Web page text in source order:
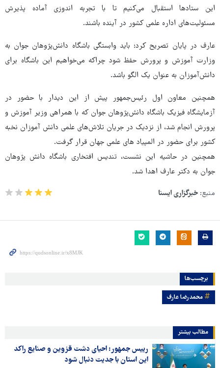
این ستادها استقبال می‌کنیم تا با تجربه اندوزی آماده پذیرش
مسئولیت‌های اداره علمی کشور در آینده باشند.
عارف در پایان تصریح کرد: باید وابستگی باشگاه دانش‌پژوهان جوان به
وزارت آموزش و پرورش حفظ شود چراکه می‌خواهیم این باشگاه برای
دانش‌آموزان به عنوان یک الگو باشد.
همچنین معاون اول رئیس‌جمهور پیش از این دیدار با حضور در
آزمایشگاه فیزیک باشگاه دانش‌پژوهان جوان که با همراهی وزیر آموزش و
پرورش انجام شد، از نزدیک در جریان تلاش‌های علمی دانش آموزان نخبه
کشور برای حضور در المپیاد های علمی جهان قرار گرفت.
همچنین در حاشیه این نشست، تندیس افتخاری باشگاه دانش پژوهان
جوان به دکتر عارف اهدا شد.
منبع: خبرگزاری ایسنا
برچسب‌ها
محمدرضا عارف
مطالب بیشتر
رییس جمهور: احیای دشت قزوین و صنایع راکد
این استان با جدیت دنبال شود